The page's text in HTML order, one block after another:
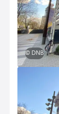
© DNB